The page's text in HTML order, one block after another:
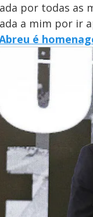
por todas as
a mim por ir
é